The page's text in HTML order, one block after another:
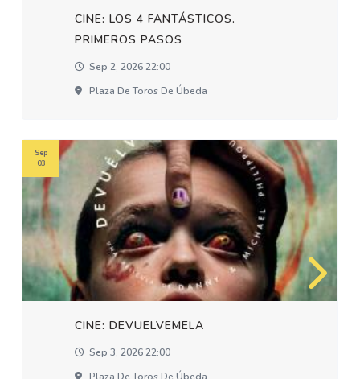
CINE: LOS 4 FANTÁSTICOS.
PRIMEROS PASOS
Sep 2, 2026 22:00
Plaza De Toros De Úbeda
CINE: DEVUELVEMELA
Sep 3, 2026 22:00
Sep
03